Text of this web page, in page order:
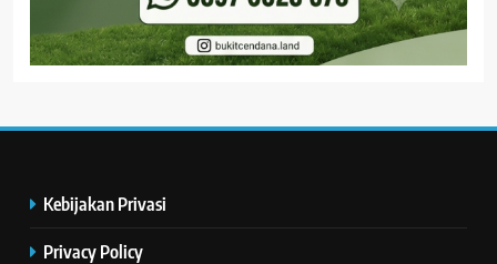
Kebijakan Privasi
Privacy Policy